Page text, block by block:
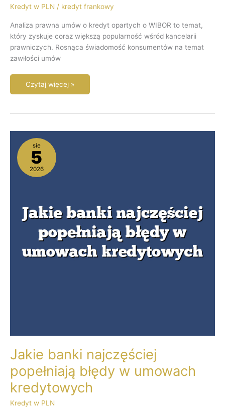
Kredyt w PLN / kredyt frankowy
Analiza prawna umów o kredyt opartych o WIBOR to temat,
który zyskuje coraz większą popularność wśród kancelarii
prawniczych. Rosnąca świadomość konsumentów na temat
zawiłości umów
Czytaj więcej »
sie
5
2026
Jakie banki najczęściej
popełniają błędy w umowach
kredytowych
Kredyt w PLN
Jakie
banki
najczęściej
popełniają
kredytowych